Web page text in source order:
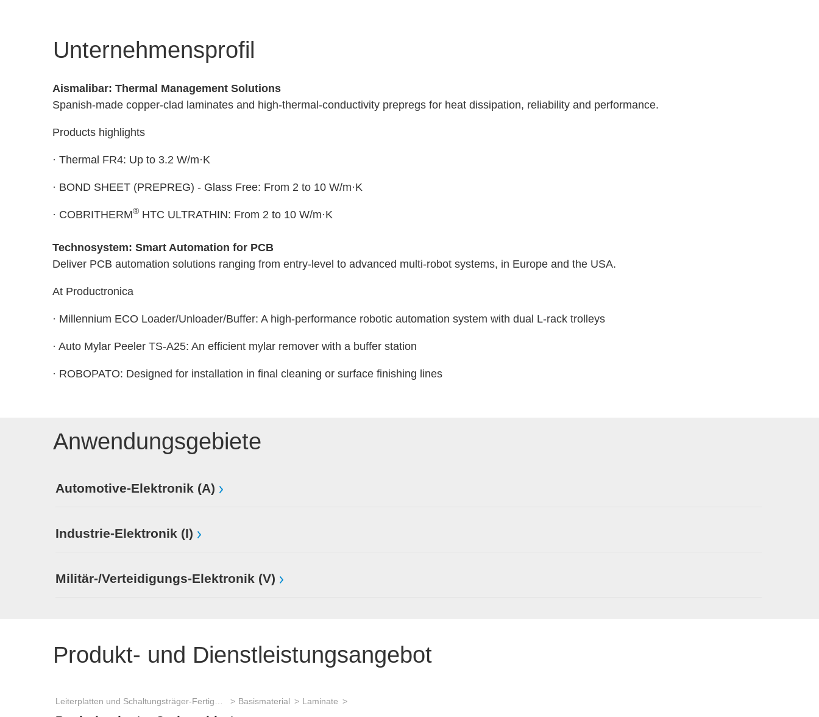
Unternehmensprofil
Aismalibar: Thermal Management Solutions
Spanish-made copper-clad laminates and high-thermal-conductivity prepregs for heat dissipation, reliability and performance.
Products highlights
· Thermal FR4: Up to 3.2 W/m·K
· BOND SHEET (PREPREG) - Glass Free: From 2 to 10 W/m·K
· COBRITHERM® HTC ULTRATHIN: From 2 to 10 W/m·K
Technosystem: Smart Automation for PCB
Deliver PCB automation solutions ranging from entry-level to advanced multi-robot systems, in Europe and the USA.
At Productronica
· Millennium ECO Loader/Unloader/Buffer: A high-performance robotic automation system with dual L-rack trolleys
· Auto Mylar Peeler TS-A25: An efficient mylar remover with a buffer station
· ROBOPATO: Designed for installation in final cleaning or surface finishing lines
Anwendungsgebiete
Automotive-Elektronik (A)
Industrie-Elektronik (I)
Militär-/Verteidigungs-Elektronik (V)
Produkt- und Dienstleistungsangebot
Basismaterial Laminate